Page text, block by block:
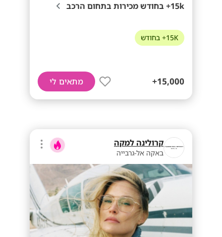
15k+ בחודש מכירות בתחום הרכב
15K+ בחודש
15,000+ מתאים לי
קרולינה למקה
באקה אל-גרבייה